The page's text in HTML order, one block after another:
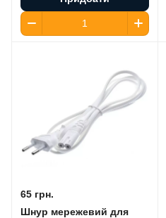
65 грн.
Шнур мережевий для